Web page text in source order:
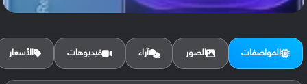
الرام / التخزين:
المواصفات الصور آراء فيديوهات الأسعار